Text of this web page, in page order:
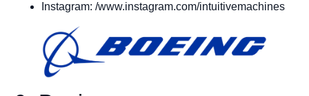
Instagram: /www.instagram.com/intuitivemachines